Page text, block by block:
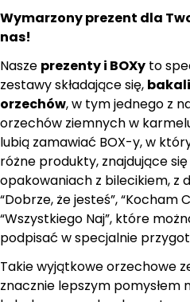
Wymarzony prezent dla
nas!
Nasze prezenty i BOXy to
zestawy składające się,
orzechów, w tym jednego z
orzechów ziemnych w
lubią zamawiać BOX-y, w
różne produkty, znajdujące
opakowaniach z bilecikiem, z
“Dobrze, że jesteś”, “Kocham
“Wszystkiego Naj”, które
podpisać w specjalnie
Takie wyjątkowe orzechowe
znacznie lepszym pomysłem